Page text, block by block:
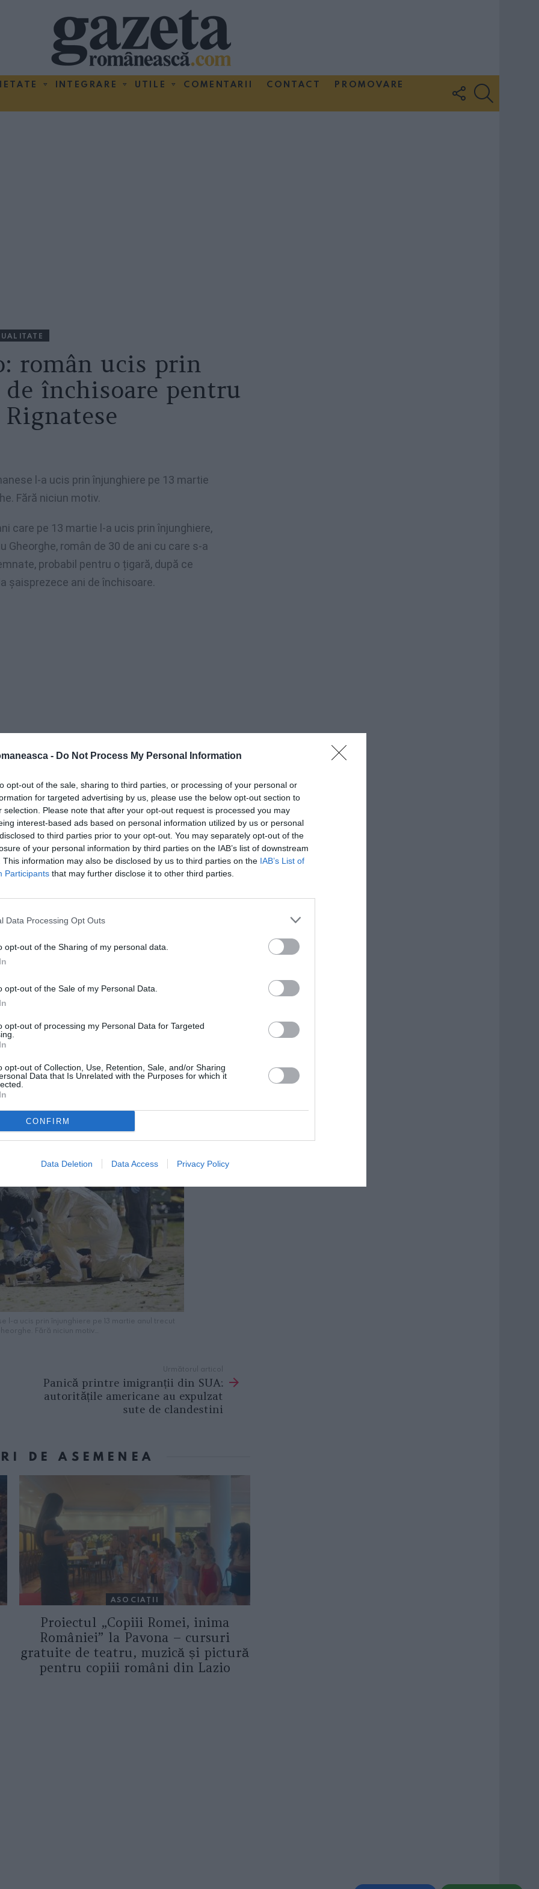
- Do Not Process My Personal Information
opt-out of the sale, sharing to third parties, or processing of your personal or
for targeted advertising by us, please use the below opt-out section to
selection. Please note that after your opt-out request is processed you may
interest-based ads based on personal information utilized by us or personal
to third parties prior to your opt-out. You may separately opt-out of the
of your personal information by third parties on the IAB’s list of downstream
This information may also be disclosed by us to third parties on the IAB’s List of
Participants that may further disclose it to other third parties.
Data Processing Opt Outs
opt-out of the Sharing of my personal data.
opt-out of the Sale of my Personal Data.
opt-out of processing my Personal Data for Targeted
opt-out of Collection, Use, Retention, Sale, and/or Sharing
Data that Is Unrelated with the Purposes for which it
CONFIRM
Data Deletion Data Access Privacy Policy
INTEGRARE UTILE COMENTARII CONTACT
PROMOVARE
FOLLOW
US
român ucis prin
închisoare pentru
l-a ucis prin înjunghiere pe 13 martie
Fără niciun motiv.
care pe 13 martie l-a ucis prin înjunghiere,
Gheorghe, român de 30 de ani cu care s-a
probabil pentru o țigară, după ce
șaisprezece ani de închisoare.
preliminare din Torino a pronunțat
teza de semiinfirmitate mintală a
ceruse 18 ani. Rignanese,
după crimă prezentându-se la unitatea
mobile, după ce și-a mărturisit
pe român, Rignanese a folosit un cuțit
pe care l-a înfipt de nouă ori în toracele
timp ce cei doi bărbați, ambii beți, se
de ordine. În spate are circa zece
în condiții de sărăcie. În afara viciului
anchetei, avea și probleme mintale,
pedeapsa pentru omor a fost redusă
l-a ucis prin înjunghiere pe 13 martie anul trecut
Fără niciun motiv…
Următorul articol
Panică printre imigranții din SUA:
autoritățile americane au expulzat
sute de clandestini
DE ASEMENEA
ASOCIAŢII
Proiectul „Copiii Romei, inima
României” la Pavona – cursuri
gratuite de teatru, muzică și pictură
pentru copiii români din Lazio